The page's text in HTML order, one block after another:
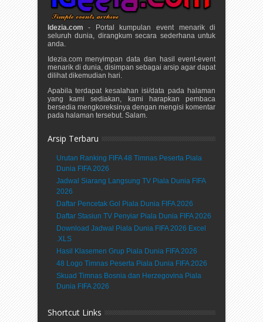
Idezia.com - Portal kumpulan event menarik di
seluruh dunia, dirangkum secara sederhana untuk
anda.
Idezia.com menyimpan data dan hasil event-event
menarik di dunia, disimpan sebagai arsip agar dapat
dilihat dikemudian hari.
Apabila terdapat kesalahan isi/data pada halaman
yang kami sediakan, kami harapkan pembaca
bersedia mengkoreksinya dengan mengisi komentar
pada halaman tersebut. Salam.
Arsip Terbaru
Urutan Ranking FIFA 48 Timnas Peserta Piala
Dunia FIFA 2026
Jadwal Siarang Langsung TV Piala Dunia FIFA
2026
Daftar Pencetak Gol Piala Dunia FIFA 2026
Daftar Stasiun TV Penyiar Piala Dunia FIFA 2026
Download Jadwal Piala Dunia FIFA 2026 Excel
.XLS
Hasil Klasemen Grup Piala Dunia FIFA 2026
48 Logo Timnas Peserta Piala Dunia FIFA 2026
Skuad Timnas Bosnia dan Herzegovina Piala
Dunia FIFA 2026
Shortcut Links